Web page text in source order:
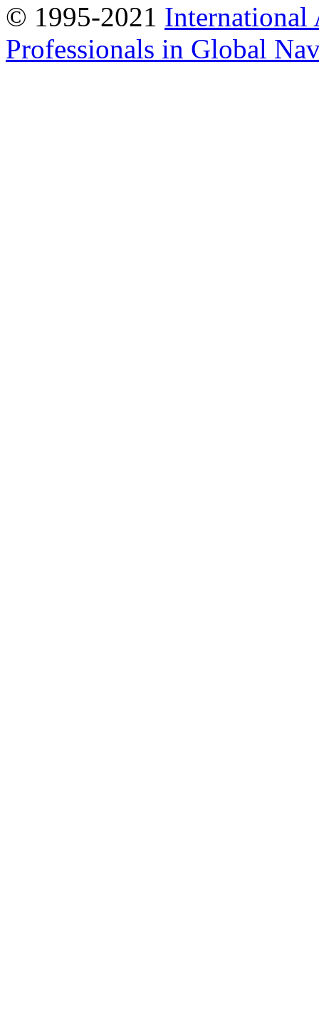
© 1995-2021 International
Professionals in Global